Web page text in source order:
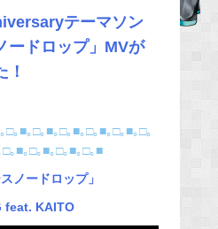
テーマソン
ードロップ」MVが
！
□｡■｡□｡■｡□｡■｡□｡■｡□｡■｡□｡
｡■｡□｡■｡□｡■｡□｡■
ノードロップ」
feat. KAITO